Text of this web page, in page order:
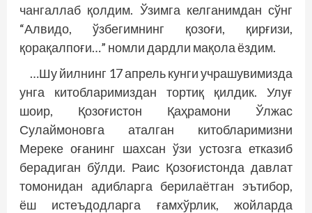
чангаллаб қолдим. Ўзимга келганимдан сўнг
“Алвидо, ўзбегимнинг қозоғи, қирғизи,
қорақалпоғи…” номли дардли мақола ёздим.
…Шу йилнинг 17 апрель кунги учрашувимизда
унга китобларимиздан тортиқ қилдик. Улуғ
шоир, Қозоғистон Қаҳрамони Ўлжас
Сулаймоновга аталган китобларимизни
Мереке оғанинг шахсан ўзи устозга етказиб
берадиган бўлди. Раис Қозоғистонда давлат
томонидан адибларга берилаётган эътибор,
ёш истеъдодларга ғамхўрлик, жойларда